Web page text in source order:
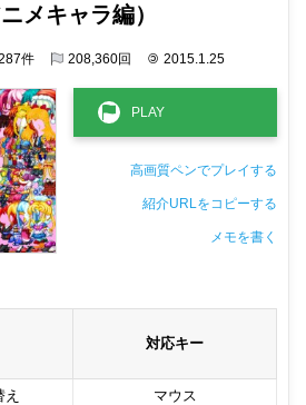
ニメキャラ編）
件 208,360回 © 2015.1.25
高画質ペンでプレイする
紹介URLをコピーする
メモを書く
対応キー
マウス